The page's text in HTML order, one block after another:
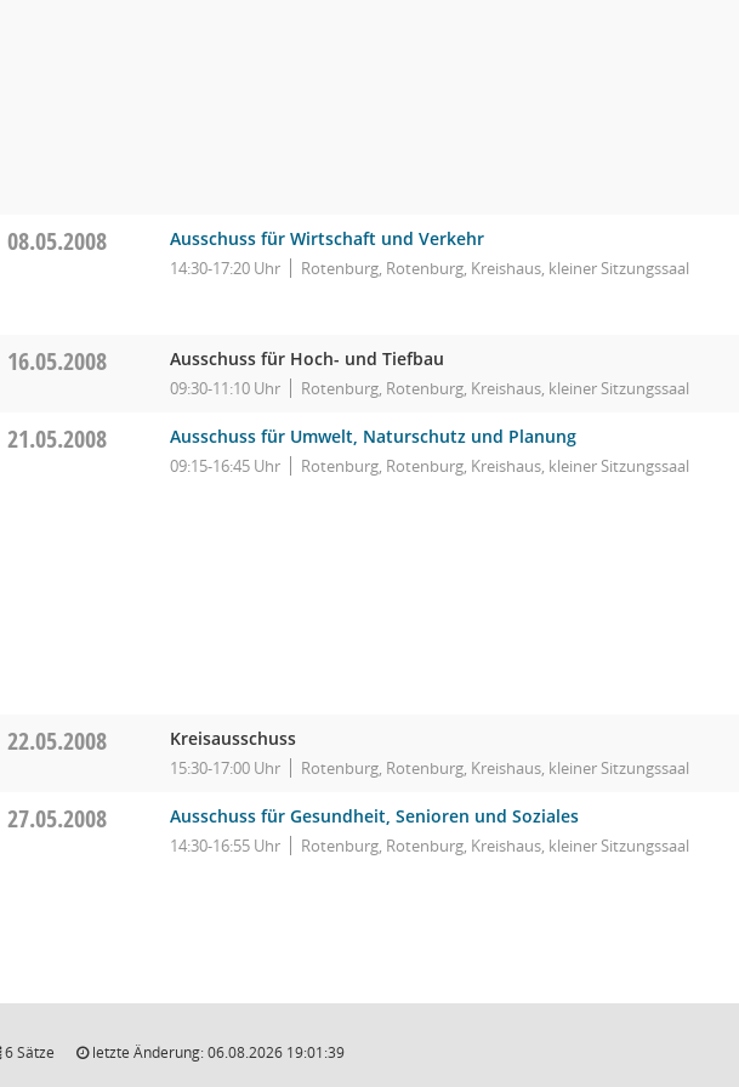
08.05.2008 Ausschuss für Wirtschaft und Verkehr
14:30-17:20 Uhr Rotenburg, Rotenburg, Kreishaus, kleiner Sitzungssaal
16.05.2008 Ausschuss für Hoch- und Tiefbau
09:30-11:10 Uhr Rotenburg, Rotenburg, Kreishaus, kleiner Sitzungssaal
21.05.2008 Ausschuss für Umwelt, Naturschutz und Planung
09:15-16:45 Uhr Rotenburg, Rotenburg, Kreishaus, kleiner Sitzungssaal
22.05.2008 Kreisausschuss
15:30-17:00 Uhr Rotenburg, Rotenburg, Kreishaus, kleiner Sitzungssaal
27.05.2008 Ausschuss für Gesundheit, Senioren und Soziales
14:30-16:55 Uhr Rotenburg, Rotenburg, Kreishaus, kleiner Sitzungssaal
6 Sätze letzte Änderung: 06.08.2026 19:01:39